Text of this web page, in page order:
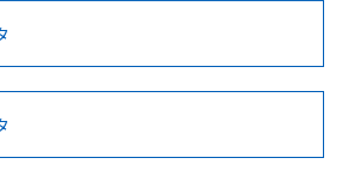
項・凡例
Cd Cr(VI)